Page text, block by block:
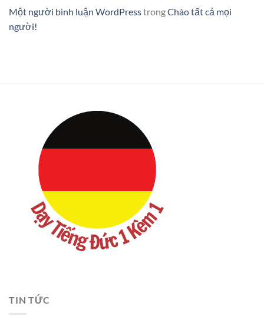
Một người bình luận WordPresstrongChào tất cả mọi
người!
TIN TỨC